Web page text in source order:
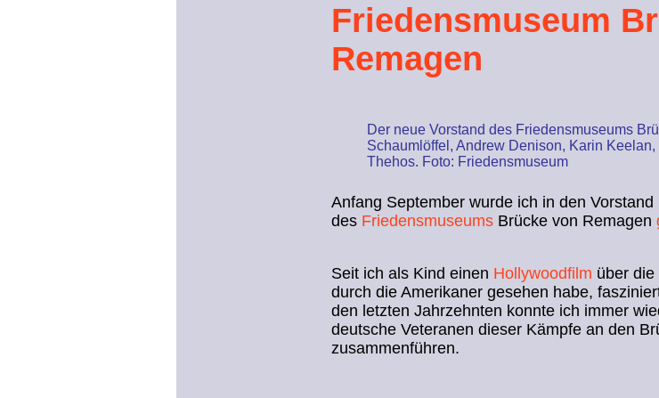
Friedensmuseum
Remagen
Der neue Vorstand des Friedensmuseums
Schaumlöffel, Andrew Denison, Karin
Thehos. Foto: Friedensmuseum
Anfang September wurde ich in den Vorstand
des Friedensmuseums Brücke von Remagen
Seit ich als Kind einen Hollywoodfilm über
durch die Amerikaner gesehen habe,
den letzten Jahrzehnten konnte ich immer
deutsche Veteranen dieser Kämpfe an den
zusammenführen.